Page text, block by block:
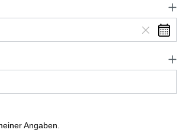
Angaben.